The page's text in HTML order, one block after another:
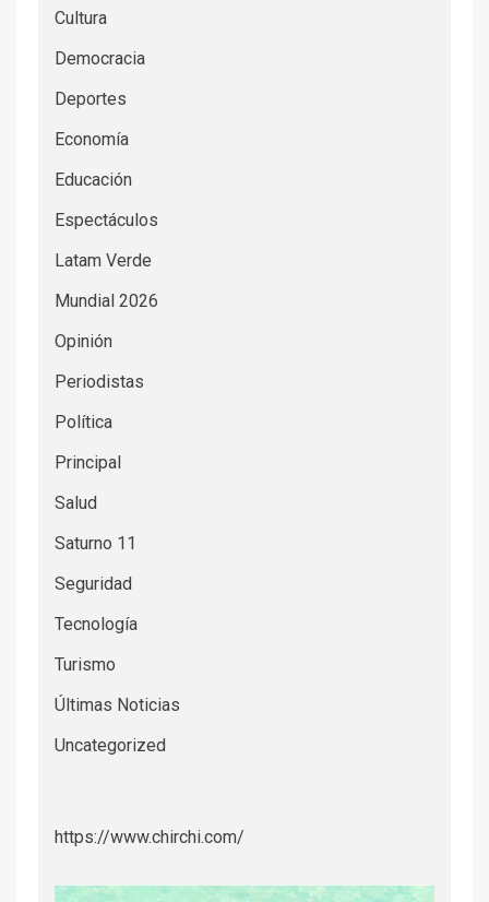
Cultura
Democracia
Deportes
Economía
Educación
Espectáculos
Latam Verde
Mundial 2026
Opinión
Periodistas
Política
Principal
Salud
Saturno 11
Seguridad
Tecnología
Turismo
Últimas Noticias
Uncategorized
https://www.chirchi.com/